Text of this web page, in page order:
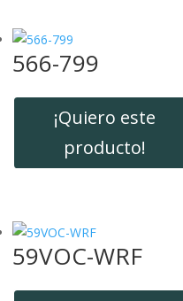
566-799
¡Quiero este
producto!
59VOC-WRF